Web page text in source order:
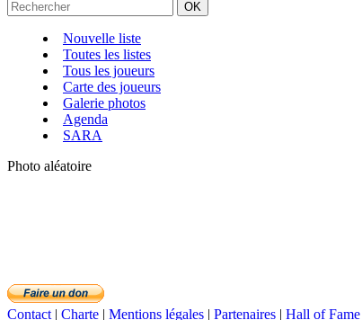
Nouvelle liste
Toutes les listes
Tous les joueurs
Carte des joueurs
Galerie photos
Agenda
SARA
Photo aléatoire
Contact | Charte | Mentions légales | Partenaires | Hall of Fame